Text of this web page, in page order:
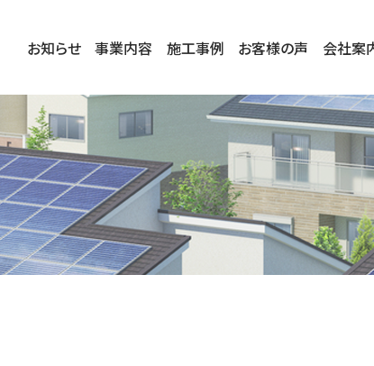
お知らせ 事業内容 施工事例 お客様の声 会社案